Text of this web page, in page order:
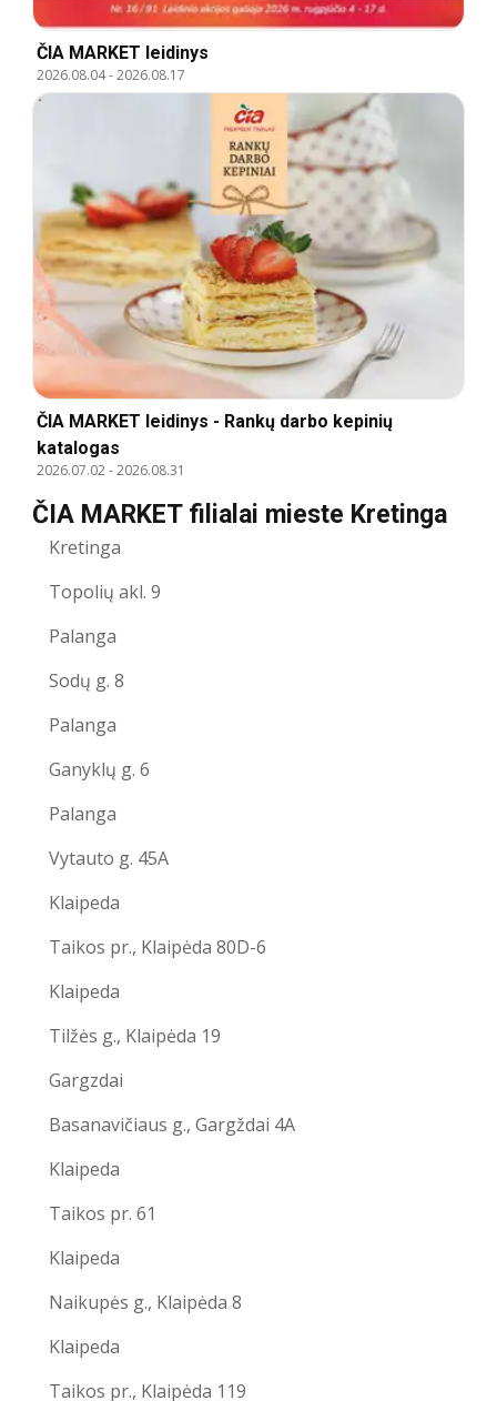
ČIA MARKET leidinys
2026.08.04-2026.08.17
ČIA MARKET leidinys - Rankų darbo kepinių
katalogas
2026.07.02-2026.08.31
ČIA MARKET filialai mieste Kretinga
Kretinga
Topolių akl. 9
Palanga
Sodų g. 8
Palanga
Ganyklų g. 6
Palanga
Vytauto g. 45A
Klaipeda
Taikos pr., Klaipėda 80D-6
Klaipeda
Tilžės g., Klaipėda 19
Gargzdai
Basanavičiaus g., Gargždai 4A
Klaipeda
Taikos pr. 61
Klaipeda
Naikupės g., Klaipėda 8
Klaipeda
Taikos pr., Klaipėda 119